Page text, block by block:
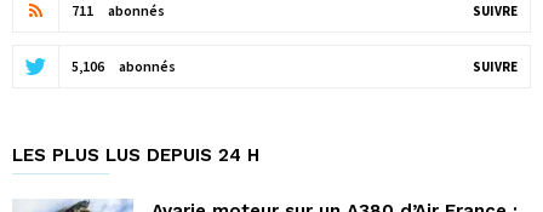
711 abonnés SUIVRE
5,106 abonnés SUIVRE
LES PLUS LUS DEPUIS 24 H